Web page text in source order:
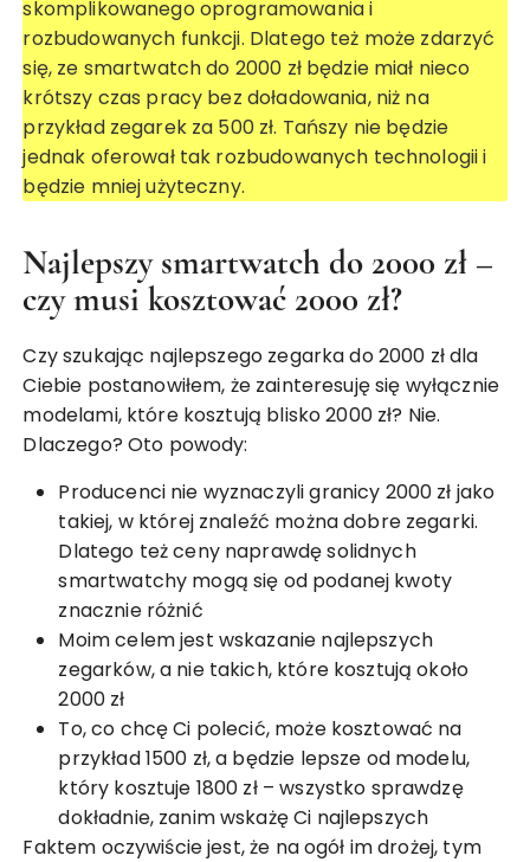
skomplikowanego oprogramowania i
rozbudowanych funkcji. Dlatego też może zdarzyć
się, ze smartwatch do 2000 zł będzie miał nieco
krótszy czas pracy bez doładowania, niż na
przykład zegarek za 500 zł. Tańszy nie będzie
jednak oferował tak rozbudowanych technologii i
będzie mniej użyteczny.
Najlepszy smartwatch do 2000 zł –
czy musi kosztować 2000 zł?
Czy szukając najlepszego zegarka do 2000 zł dla
Ciebie postanowiłem, że zainteresuję się wyłącznie
modelami, które kosztują blisko 2000 zł? Nie.
Dlaczego? Oto powody:
Producenci nie wyznaczyli granicy 2000 zł jako
takiej, w której znaleźć można dobre zegarki.
Dlatego też ceny naprawdę solidnych
smartwatchy mogą się od podanej kwoty
znacznie różnić
Moim celem jest wskazanie najlepszych
zegarków, a nie takich, które kosztują około
2000 zł
To, co chcę Ci polecić, może kosztować na
przykład 1500 zł, a będzie lepsze od modelu,
który kosztuje 1800 zł – wszystko sprawdzę
dokładnie, zanim wskażę Ci najlepszych
Faktem oczywiście jest, że na ogół im drożej, tym